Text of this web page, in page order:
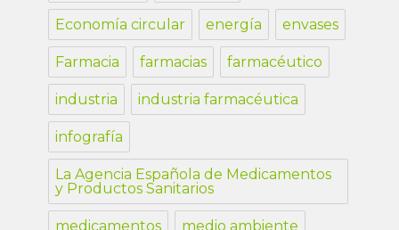
Economía circular energía envases
Farmacia farmacias farmacéutico
industria industria farmacéutica
infografía
La Agencia Española de Medicamentos
y Productos Sanitarios
medicamentos medio ambiente